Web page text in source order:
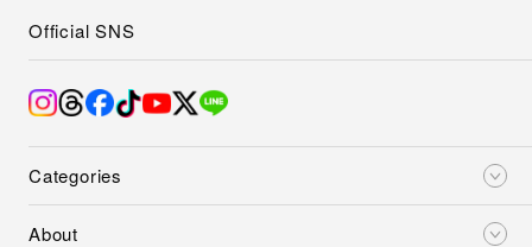
Categories
About
Official SNS